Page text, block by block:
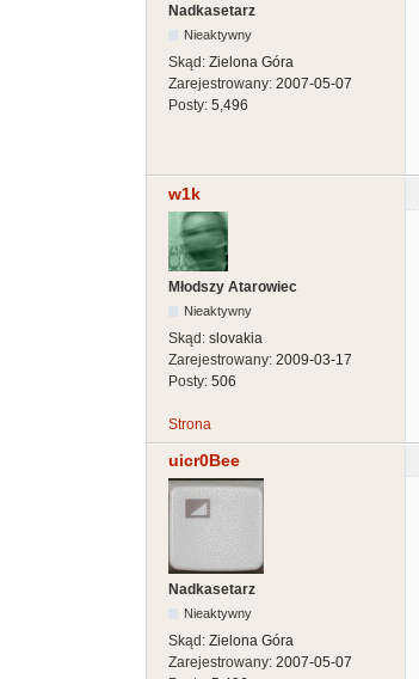
Nadkasetarz
Nieaktywny
Skąd: Zielona Góra
Zarejestrowany: 2007-05-07
Posty: 5,496
w1k
Młodszy Atarowiec
Nieaktywny
Skąd: slovakia
Zarejestrowany: 2009-03-17
Posty: 506
Strona
uicr0Bee
Nadkasetarz
Nieaktywny
Skąd: Zielona Góra
Zarejestrowany: 2007-05-07